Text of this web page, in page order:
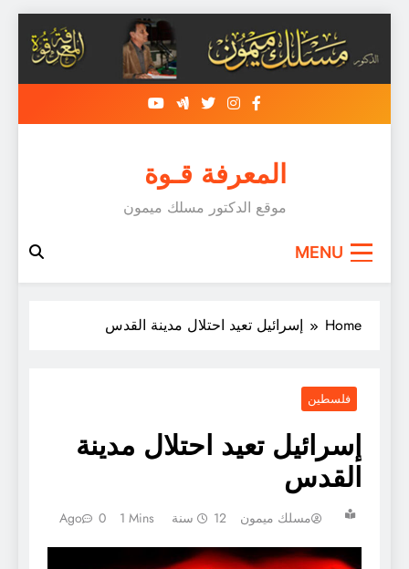
content
المعرفة قـوة
موقع الدكتور مسلك ميمون
MENU
Home إسرائيل تعيد احتلال مدينة القدس
فلسطين
إسرائيل تعيد احتلال مدينة
القدس
مسلك ميمون 12 سنة Ago 0 1 Mins